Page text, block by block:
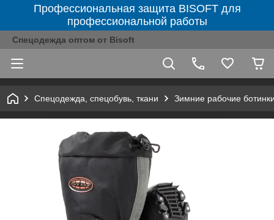
Профессиональная защита BISOFT для
профессиональной работы
Спецодежда оптом от Bisoft
Спецодежда, спецобувь, ткани Зимние рабочие